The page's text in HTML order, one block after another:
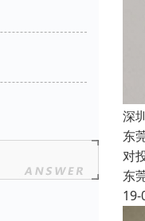
深
东
对
东
19-